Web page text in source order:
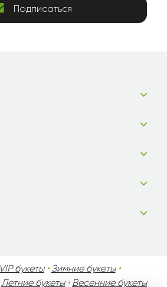
Подписаться
VIP букеты• Зимние букеты•
Летние букеты• Весенние букеты